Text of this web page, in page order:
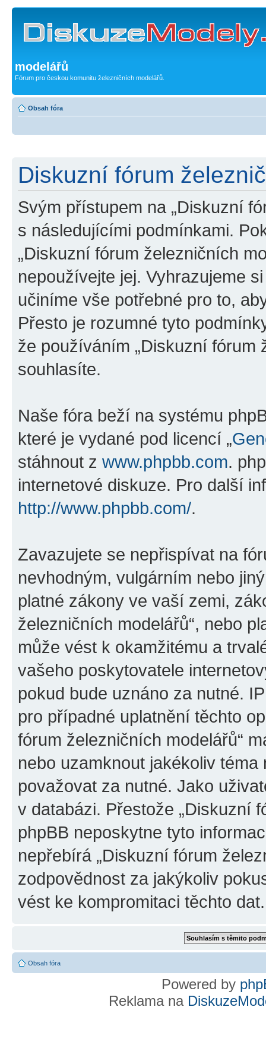
modelářů
Fórum pro českou komunitu železničních modelářů.
Obsah fóra
Diskuzní fórum
Svým přístupem na „Diskuzní
s následujícími podmínkami.
„Diskuzní fórum železničních
nepoužívejte jej. Vyhrazujeme
učiníme vše potřebné pro to,
Přesto je rozumné tyto
že používáním „Diskuzní fórum
souhlasíte.
Naše fóra beží na systému
které je vydané pod licencí „
stáhnout z www.phpbb.com.
internetové diskuze. Pro další
http://www.phpbb.com/.
Zavazujete se nepřispívat na
nevhodným, vulgárním nebo
platné zákony ve vaší zemi,
železničních modelářů“, nebo
může vést k okamžitému a
vašeho poskytovatele
pokud bude uznáno za nutné.
pro případné uplatnění těchto
fórum železničních modelářů“
nebo uzamknout jakékoliv
považovat za nutné. Jako
v databázi. Přestože „Diskuzní
phpBB neposkytne tyto
nepřebírá „Diskuzní fórum
zodpovědnost za jakýkoliv
vést ke kompromitaci těchto dat.
Obsah fóra
Powered by
Reklama na